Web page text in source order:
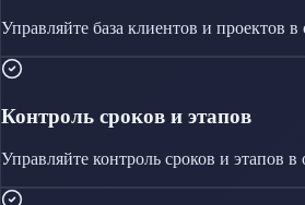
Управляйте база клиентов и проектов в
Контроль сроков и этапов
Управляйте контроль сроков и этапов в